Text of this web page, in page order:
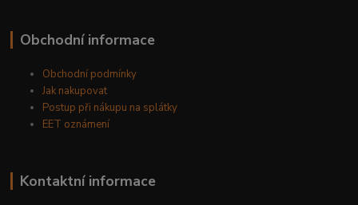
Obchodní informace
Obchodní podmínky
Jak nakupovat
Postup při nákupu na splátky
EET oznámení
Kontaktní informace